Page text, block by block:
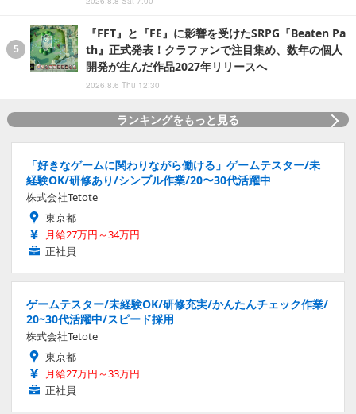
『FFT』と『FE』に影響を受けたSRPG『Beaten Pa
th』正式発表！クラファンで注目集め、数年の個人
開発が生んだ作品2027年リリースへ
2026.8.6 Thu 12:30
ランキングをもっと見る
「好きなゲームに関わりながら働ける」ゲームテスター/未
経験OK/研修あり/シンプル作業/20〜30代活躍中
株式会社Tetote
東京都
月給27万円～34万円
正社員
ゲームテスター/未経験OK/研修充実/かんたんチェック作業/
20~30代活躍中/スピード採用
株式会社Tetote
東京都
月給27万円～33万円
正社員